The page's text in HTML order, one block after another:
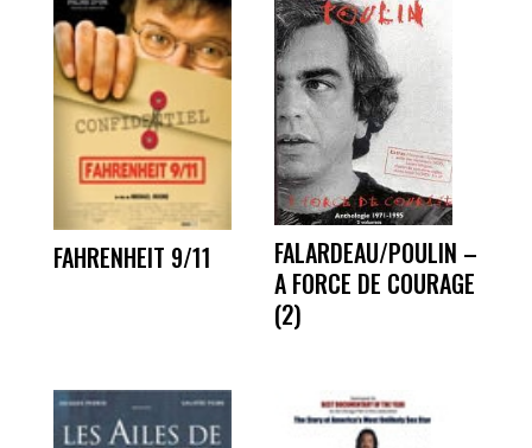
FAHRENHEIT 9/11
FALARDEAU/POULIN –
A FORCE DE COURAGE
(2)